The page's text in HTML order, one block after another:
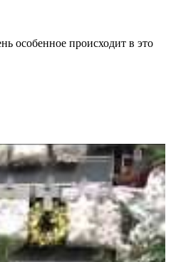
особенное происходит в это